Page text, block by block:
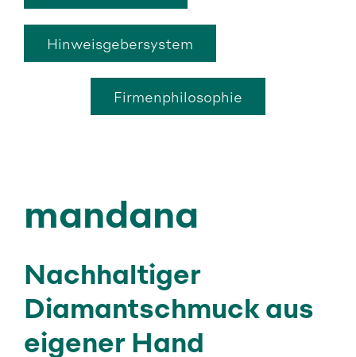
Hinweisgebersystem
Firmenphilosophie
mandana
Nachhaltiger
Diamantschmuck aus
eigener Hand